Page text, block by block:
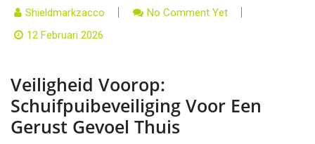
Shieldmarkzacco
No Comment Yet
12 Februari 2026
Veiligheid Voorop:
Schuifpuibeveiliging Voor Een
Gerust Gevoel Thuis